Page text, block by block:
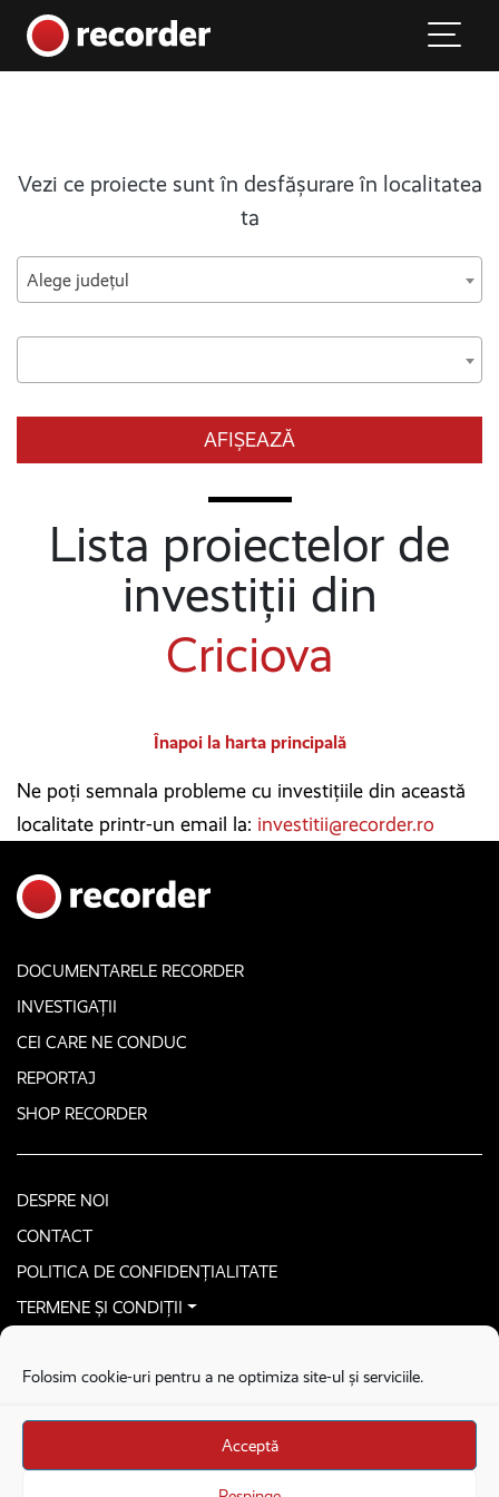
Folosim cookie-uri pentru a ne optimiza site-ul și serviciile.
Acceptă
Main Navigation
Vezi ce proiecte sunt în desfășurare în localitatea
ta
Alege județul
AFIȘEAZĂ
Lista proiectelor de
investiții din
Criciova
Înapoi la harta principală
Ne poți semnala probleme cu investițiile din această
localitate printr-un email la: investitii@recorder.ro
DOCUMENTARELE RECORDER
INVESTIGAȚII
CEI CARE NE CONDUC
REPORTAJ
SHOP RECORDER
DESPRE NOI
CONTACT
POLITICA DE CONFIDENȚIALITATE
TERMENE ȘI CONDIȚII
Stega creative
Brandul Recorder e operat de Asociația Recorder Community, sub licența SC